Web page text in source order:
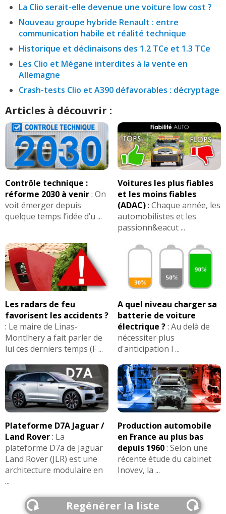
La Clio serait-elle devenue une voiture low cost ?
Nouveau groupe hybride Renault : entre
communication habile et réalité technique
Historique et déclinaisons des 1.2 TCe et 1.3 TCe
Les Clio et Mégane interdites à la vente en
Allemagne
Crash-tests Clio et A390 défavorables : décryptage
Articles à découvrir :
Contrôle technique :
réforme 2030 à venir: On
voit émerger depuis
quelque temps l’idée d’u ...
Voitures les plus fiables
et les moins fiables
(ADAC): Chaque année, les
automobilistes et les
passionn&eacut ...
Les radars de feu
favorisent les accidents ?
: Le maire de Linas-
Montlhery a fait parler de
lui ces derniers temps (F ...
A quel niveau charger sa
batterie de voiture
électrique ?: Au delà de
nécessiter plus
d'anticipation l ...
Plateforme D7A Jaguar /
Land Rover: La
plateforme D7a de Jaguar
Land Rover (JLR) est une
architecture modulaire en
...
Production automobile
en France au plus bas
depuis 1960: Selon une
récente étude du cabinet
Inovev, la ...
Regénérer la liste